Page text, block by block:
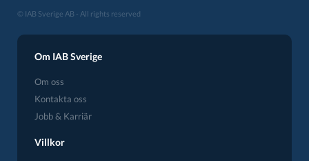
© IAB Sverige AB - All rights reserved
Om IAB Sverige
Om oss
Kontakta oss
Jobb & Karriär
Villkor